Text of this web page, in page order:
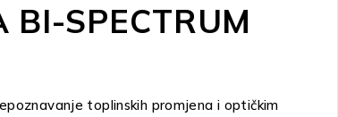
SPECTRUM
toplinskih promjena i optičkim